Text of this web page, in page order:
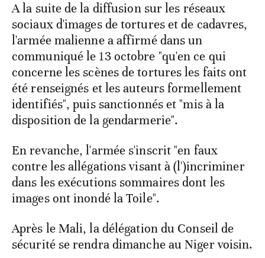
A la suite de la diffusion sur les réseaux
sociaux d'images de tortures et de cadavres,
l'armée malienne a affirmé dans un
communiqué le 13 octobre "qu'en ce qui
concerne les scènes de tortures les faits ont
été renseignés et les auteurs formellement
identifiés", puis sanctionnés et "mis à la
disposition de la gendarmerie".
En revanche, l'armée s'inscrit "en faux
contre les allégations visant à (l')incriminer
dans les exécutions sommaires dont les
images ont inondé la Toile".
Après le Mali, la délégation du Conseil de
sécurité se rendra dimanche au Niger voisin.